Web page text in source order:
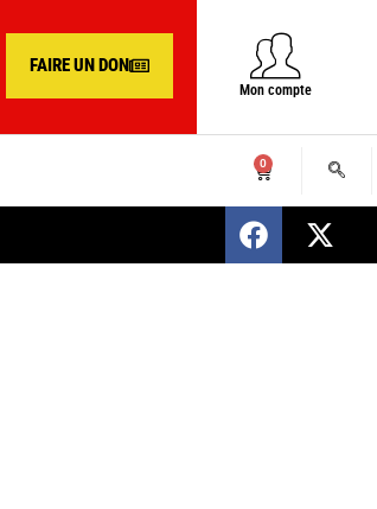
FAIRE UN DON
Mon compte
0
SENEGAL : Nomination d’un nouveau